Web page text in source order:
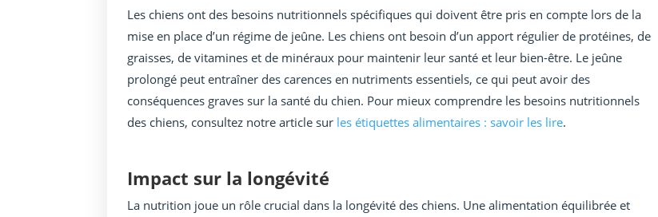
Les chiens ont des besoins nutritionnels spécifiques qui doivent être pris en compte lors de la
mise en place d’un régime de jeûne. Les chiens ont besoin d’un apport régulier de protéines, de
graisses, de vitamines et de minéraux pour maintenir leur santé et leur bien-être. Le jeûne
prolongé peut entraîner des carences en nutriments essentiels, ce qui peut avoir des
conséquences graves sur la santé du chien. Pour mieux comprendre les besoins nutritionnels
des chiens, consultez notre article sur les étiquettes alimentaires : savoir les lire.
Impact sur la longévité
La nutrition joue un rôle crucial dans la longévité des chiens. Une alimentation équilibrée et